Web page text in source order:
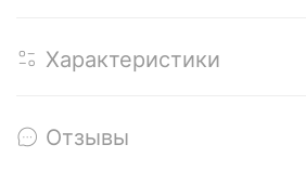
Характеристики
Отзывы